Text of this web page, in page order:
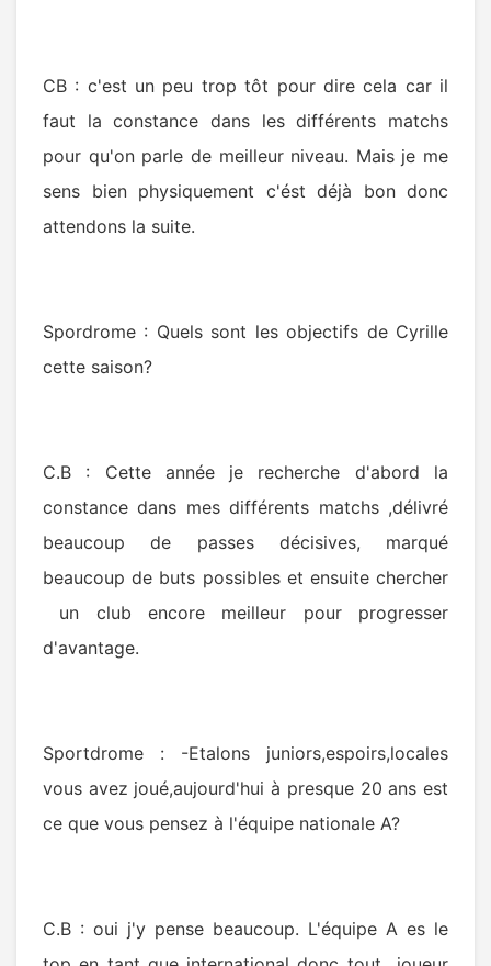
CB : c'est un peu trop tôt pour dire cela car il
faut la constance dans les différents matchs
pour qu'on parle de meilleur niveau. Mais je me
sens bien physiquement c'ést déjà bon donc
attendons la suite.
Spordrome : Quels sont les objectifs de Cyrille
cette saison?
C.B : Cette année je recherche d'abord la
constance dans mes différents matchs ,délivré
beaucoup de passes décisives, marqué
beaucoup de buts possibles et ensuite chercher
un club encore meilleur pour progresser
d'avantage.
Sportdrome : -Etalons juniors,espoirs,locales
vous avez joué,aujourd'hui à presque 20 ans est
ce que vous pensez à l'équipe nationale A?
C.B : oui j'y pense beaucoup. L'équipe A es le